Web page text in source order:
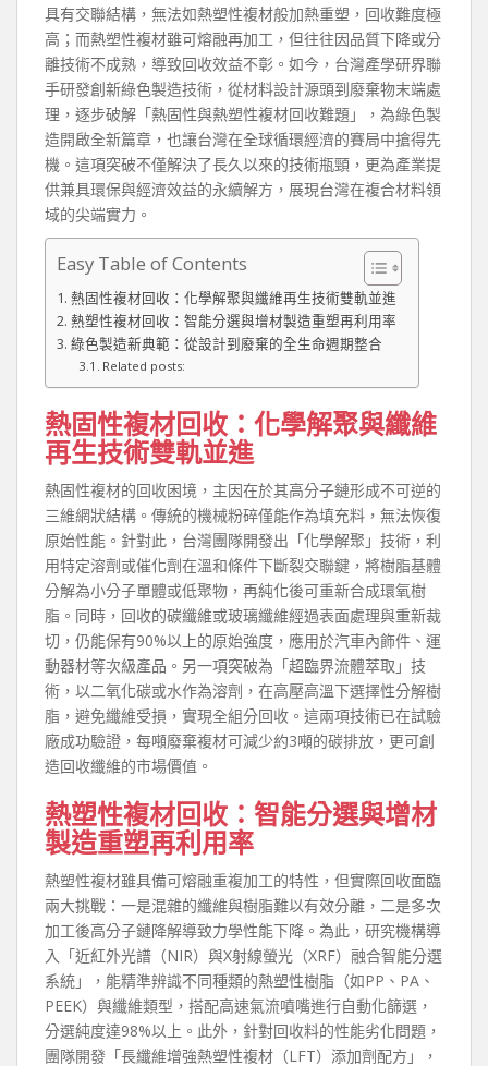
具有交聯結構，無法如熱塑性複材般加熱重塑，回收難度極
高；而熱塑性複材雖可熔融再加工，但往往因品質下降或分
離技術不成熟，導致回收效益不彰。如今，台灣產學研界聯
手研發創新綠色製造技術，從材料設計源頭到廢棄物末端處
理，逐步破解「熱固性與熱塑性複材回收難題」，為綠色製
造開啟全新篇章，也讓台灣在全球循環經濟的賽局中搶得先
機。這項突破不僅解決了長久以來的技術瓶頸，更為產業提
供兼具環保與經濟效益的永續解方，展現台灣在複合材料領
域的尖端實力。
Easy Table of Contents
熱固性複材回收：化學解聚與纖維再生技術雙軌並進
熱塑性複材回收：智能分選與增材製造重塑再利用率
綠色製造新典範：從設計到廢棄的全生命週期整合
Related posts:
熱固性複材回收：化學解聚與纖維
再生技術雙軌並進
熱固性複材的回收困境，主因在於其高分子鏈形成不可逆的
三維網狀結構。傳統的機械粉碎僅能作為填充料，無法恢復
原始性能。針對此，台灣團隊開發出「化學解聚」技術，利
用特定溶劑或催化劑在溫和條件下斷裂交聯鍵，將樹脂基體
分解為小分子單體或低聚物，再純化後可重新合成環氧樹
脂。同時，回收的碳纖維或玻璃纖維經過表面處理與重新裁
切，仍能保有90%以上的原始強度，應用於汽車內飾件、運
動器材等次級產品。另一項突破為「超臨界流體萃取」技
術，以二氧化碳或水作為溶劑，在高壓高溫下選擇性分解樹
脂，避免纖維受損，實現全組分回收。這兩項技術已在試驗
廠成功驗證，每噸廢棄複材可減少約3噸的碳排放，更可創
造回收纖維的市場價值。
熱塑性複材回收：智能分選與增材
製造重塑再利用率
熱塑性複材雖具備可熔融重複加工的特性，但實際回收面臨
兩大挑戰：一是混雜的纖維與樹脂難以有效分離，二是多次
加工後高分子鏈降解導致力學性能下降。為此，研究機構導
入「近紅外光譜（NIR）與X射線螢光（XRF）融合智能分選
系統」，能精準辨識不同種類的熱塑性樹脂（如PP、PA、
PEEK）與纖維類型，搭配高速氣流噴嘴進行自動化篩選，
分選純度達98%以上。此外，針對回收料的性能劣化問題，
團隊開發「長纖維增強熱塑性複材（LFT）添加劑配方」，